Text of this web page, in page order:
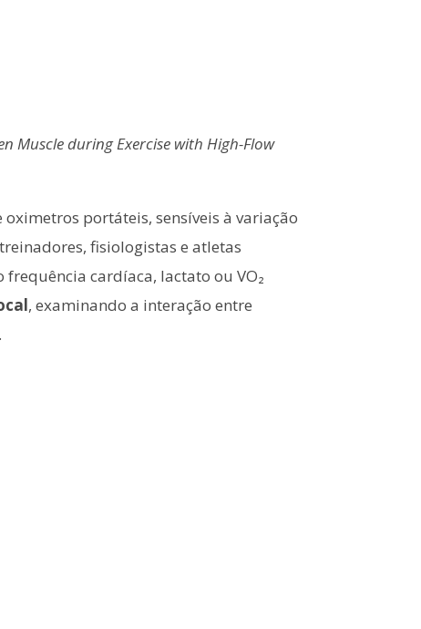
Muscle during Exercise with High-Flow
portáteis, sensíveis à variação
fisiologistas e atletas
cardíaca, lactato ou VO₂
, examinando a interação entre
.